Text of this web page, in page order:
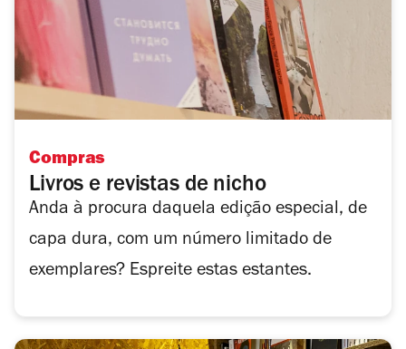
Compras
Livros e revistas de nicho
Anda à procura daquela edição especial, de
capa dura, com um número limitado de
exemplares? Espreite estas estantes.